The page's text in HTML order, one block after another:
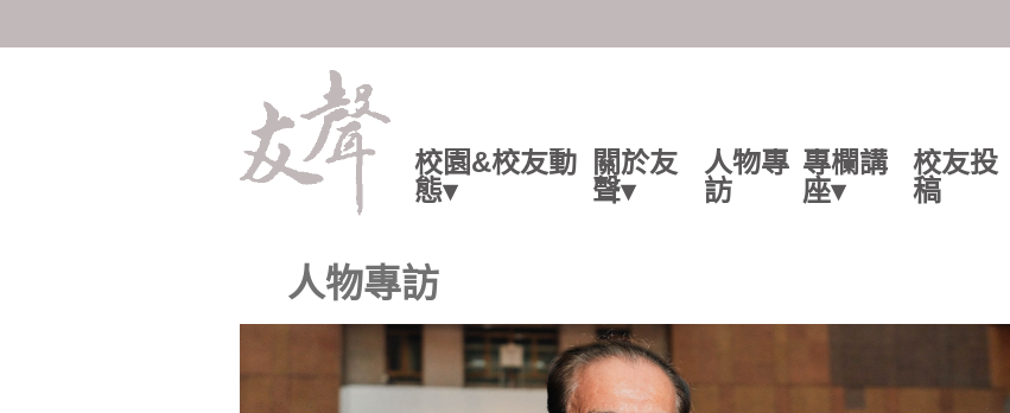
陽明交大人共享知識與情感交流的平台
校園&校友動
態▾
關於友
聲▾
人物專
訪
專欄講
座▾
校友投
稿
人物專訪